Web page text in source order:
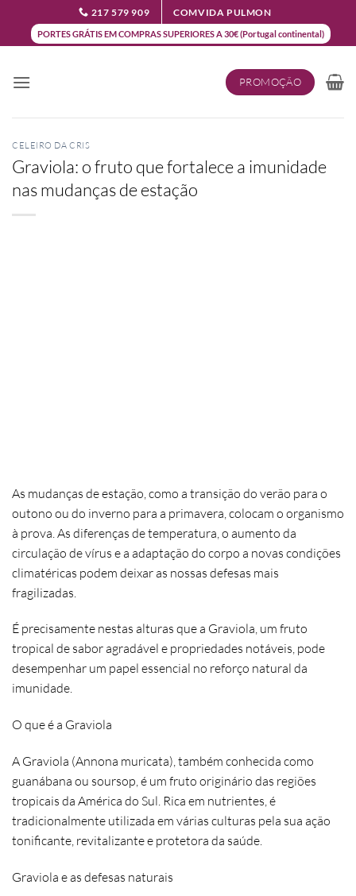
content
217 579 909 COMVIDA PULMON
PORTES GRÁTIS EM COMPRAS SUPERIORES A 30€ (Portugal continental)
PROMOÇÃO
CELEIRO DA CRIS
Graviola: o fruto que fortalece a imunidade
nas mudanças de estação
As mudanças de estação, como a transição do verão para o
outono ou do inverno para a primavera, colocam o organismo
à prova. As diferenças de temperatura, o aumento da
circulação de vírus e a adaptação do corpo a novas condições
climatéricas podem deixar as nossas defesas mais
fragilizadas.
É precisamente nestas alturas que a Graviola, um fruto
tropical de sabor agradável e propriedades notáveis, pode
desempenhar um papel essencial no reforço natural da
imunidade.
O que é a Graviola
A Graviola (Annona muricata), também conhecida como
guanábana ou soursop, é um fruto originário das regiões
tropicais da América do Sul. Rica em nutrientes, é
tradicionalmente utilizada em várias culturas pela sua ação
tonificante, revitalizante e protetora da saúde.
Graviola e as defesas naturais